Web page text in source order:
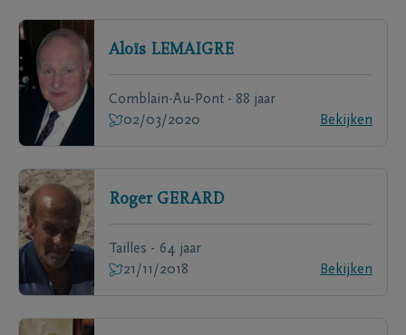
Aloïs LEMAIGRE
Comblain-Au-Pont - 88 jaar
02/03/2020
Bekijken
Roger GERARD
Tailles - 64 jaar
21/11/2018
Bekijken